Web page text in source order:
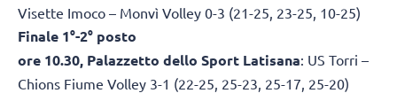
Visette Imoco – Monvì Volley 0-3 (21-25, 23-25, 10-25)
Finale 1°-2° posto
ore 10.30, Palazzetto dello Sport Latisana: US Torri –
Chions Fiume Volley 3-1 (22-25, 25-23, 25-17, 25-20)